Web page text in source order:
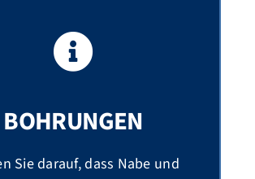
BOHRUNGEN
Sie darauf, dass Nabe und